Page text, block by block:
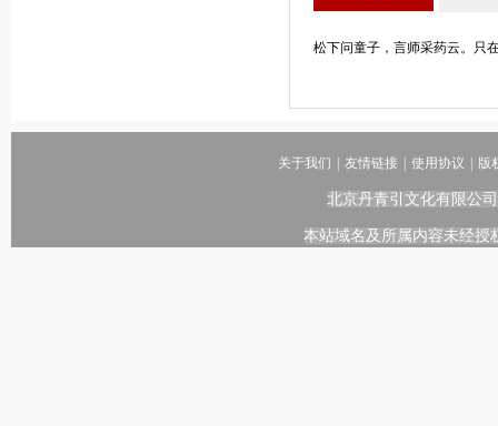
松下问童子，言师采药云。只
关于我们 友情链接 使用协议 版
北京丹青引文化有限公
本站域名及所属内容未经授